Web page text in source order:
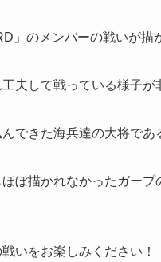
」のメンバーの戦いが描
夫して戦っている様子が
できた海兵達の大将であ
ぼ描かれなかったガー
いをお楽しみください！